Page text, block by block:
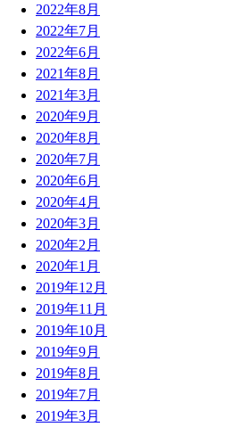
2022年8月
2022年7月
2022年6月
2021年8月
2021年3月
2020年9月
2020年8月
2020年7月
2020年6月
2020年4月
2020年3月
2020年2月
2020年1月
2019年12月
2019年11月
2019年10月
2019年9月
2019年8月
2019年7月
2019年3月